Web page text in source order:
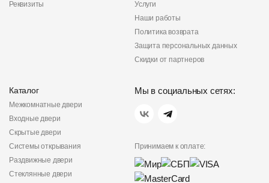
Реквизиты
Услуги
Наши работы
Политика возврата
Защита персональных данных
Скидки от партнеров
Каталог
Межкомнатные двери
Входные двери
Скрытые двери
Системы открывания
Раздвижные двери
Стеклянные двери
Мы в социальных сетях:
Принимаем к оплате: